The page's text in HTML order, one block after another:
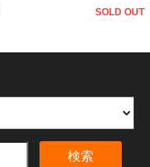
SOLD OUT
検索